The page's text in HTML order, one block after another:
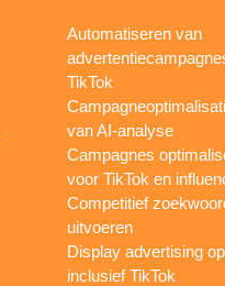
Automatiseren van
TikTok
van AI-analyse
Campagnes
voor TikTok en
Competitief
uitvoeren
Display advertising
inclusief TikTok